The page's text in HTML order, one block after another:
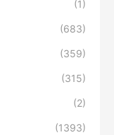
(1)
(683)
(359)
(315)
(2)
(1393)